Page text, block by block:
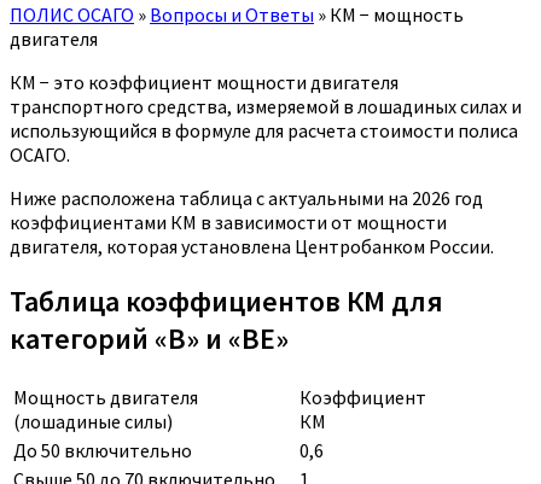
ПОЛИС ОСАГО » Вопросы и Ответы » КМ − мощность
двигателя
КМ − это коэффициент мощности двигателя
транспортного средства, измеряемой в лошадиных силах и
использующийся в формуле для расчета стоимости полиса
ОСАГО.
Ниже расположена таблица с актуальными на 2026 год
коэффициентами КМ в зависимости от мощности
двигателя, которая установлена Центробанком России.
Таблица коэффициентов КМ для
категорий «B» и «BE»
Мощность двигателя
(лошадиные силы)
Коэффициент
КМ
До 50 включительно
0,6
Свыше 50 до 70 включительно
1